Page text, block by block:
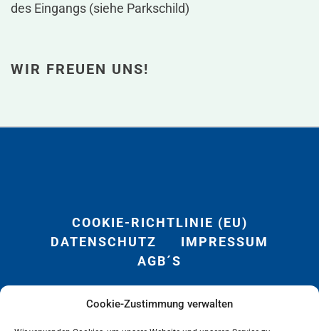
Cookie-Zustimmung verwalten
des Eingangs (siehe Parkschild)
WIR FREUEN UNS!
COOKIE-RICHTLINIE (EU)
DATENSCHUTZ
IMPRESSUM
AGB´S